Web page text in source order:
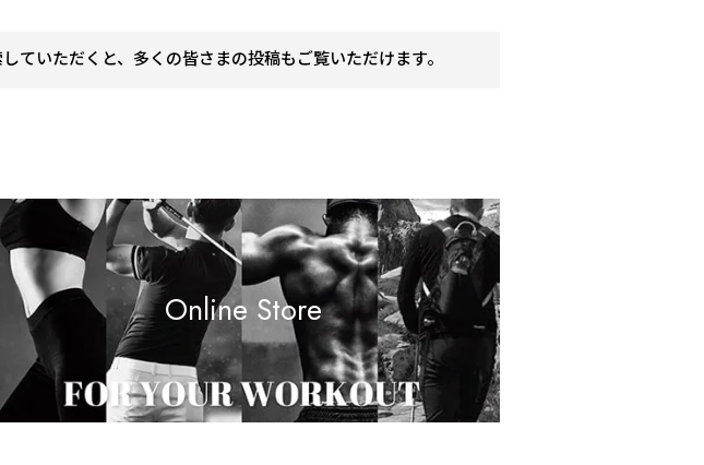
していただくと、多くの皆さまの投稿もご覧いただけます。
Online Store